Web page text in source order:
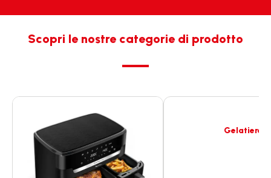
Scopri le nostre categorie di prodotto
Gelatiere